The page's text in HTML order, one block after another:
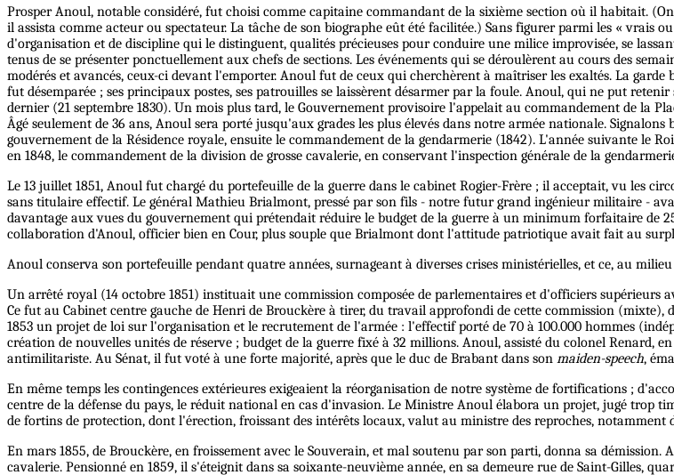
Prosper Anoul, notable considéré, fut choisi comme capitaine commandant de la sixième section où il habitait.
il assista comme acteur ou spectateur. La tâche de son biographe eût été facilitée.) Sans figurer parmi les « vrais
d'organisation et de discipline qui le distinguent, qualités précieuses pour conduire une milice improvisée, se
tenus de se présenter ponctuellement aux chefs de sections. Les événements qui se déroulèrent au cours des
modérés et avancés, ceux-ci devant l'emporter. Anoul fut de ceux qui cherchèrent à maîtriser les exaltés. La
fut désemparée ; ses principaux postes, ses patrouilles se laissèrent désarmer par la foule. Anoul, qui ne put
dernier (21 septembre 1830). Un mois plus tard, le Gouvernement provisoire l'appelait au commandement de la
Âgé seulement de 36 ans, Anoul sera porté jusqu'aux grades les plus élevés dans notre armée nationale.
gouvernement de la Résidence royale, ensuite le commandement de la gendarmerie (1842). L'année suivante le
en 1848, le commandement de la division de grosse cavalerie, en conservant l'inspection générale de la
Le 13 juillet 1851, Anoul fut chargé du portefeuille de la guerre dans le cabinet Rogier-Frère ; il acceptait, vu les
sans titulaire effectif. Le général Mathieu Brialmont, pressé par son fils - notre futur grand ingénieur militaire -
davantage aux vues du gouvernement qui prétendait réduire le budget de la guerre à un minimum forfaitaire de
collaboration d'Anoul, officier bien en Cour, plus souple que Brialmont dont l'attitude patriotique avait fait au
Anoul conserva son portefeuille pendant quatre années, surnageant à diverses crises ministérielles, et ce, au
Un arrêté royal (14 octobre 1851) instituait une commission composée de parlementaires et d'officiers
Ce fut au Cabinet centre gauche de Henri de Brouckère à tirer, du travail approfondi de cette commission (mixte),
1853 un projet de loi sur l'organisation et le recrutement de l'armée : l'effectif porté de 70 à 100.000 hommes
création de nouvelles unités de réserve ; budget de la guerre fixé à 32 millions. Anoul, assisté du colonel
antimilitariste. Au Sénat, il fut voté à une forte majorité, après que le duc de Brabant dans son maiden-speech,
En même temps les contingences extérieures exigeaient la réorganisation de notre système de fortifications ;
centre de la défense du pays, le réduit national en cas d'invasion. Le Ministre Anoul élabora un projet, jugé trop
de fortins de protection, dont l'érection, froissant des intérêts locaux, valut au ministre des reproches, notamment
En mars 1855, de Brouckère, en froissement avec le Souverain, et mal soutenu par son parti, donna sa
cavalerie. Pensionné en 1859, il s'éteignit dans sa soixante-neuvième année, en sa demeure rue de Saint-Gilles,